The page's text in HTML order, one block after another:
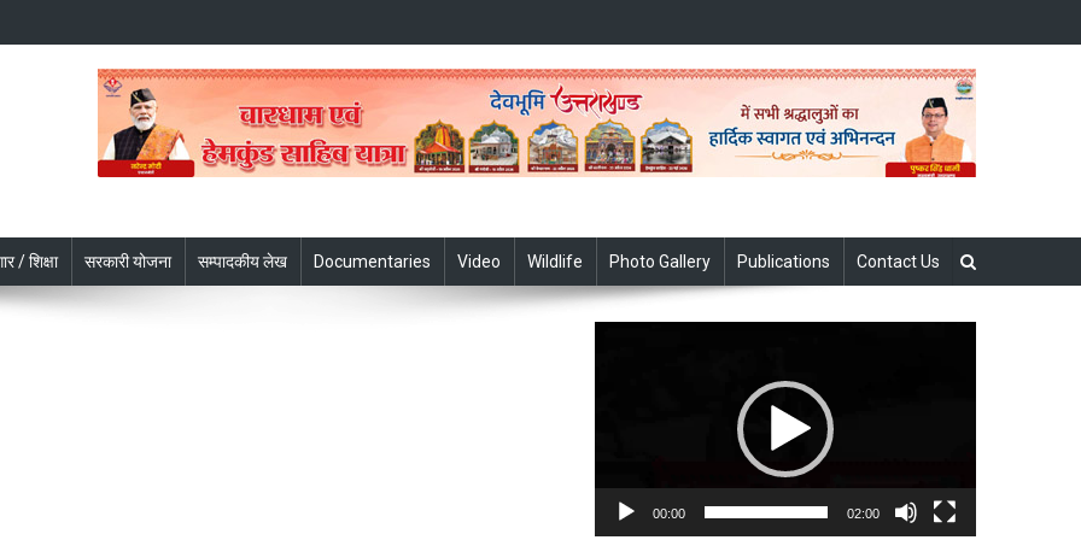
/ शिक्षा सरकारी योजना सम्पादकीय लेख Documentaries Video Wildlife Photo Gallery Publications Contact Us
00:00 02:00